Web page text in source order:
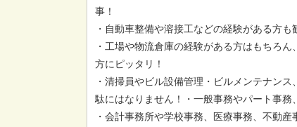
事！
・自動車整備や溶接工などの経験がある方も
・工場や物流倉庫の経験がある方はもちろ
方にピッタリ！
・清掃員やビル設備管理・ビルメンテナン
駄にはなりません！・一般事務やパート事務
・会計事務所や学校事務、医療事務、不動